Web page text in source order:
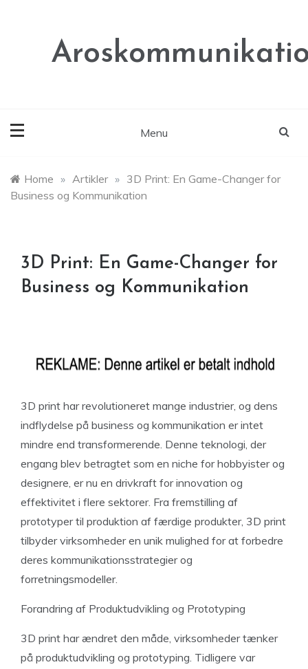
Menu
Home » Artikler » 3D Print: En Game-Changer for
Business og Kommunikation
3D Print: En Game-Changer for
Business og Kommunikation
3D print har revolutioneret mange industrier, og dens
indflydelse på business og kommunikation er intet
mindre end transformerende. Denne teknologi, der
engang blev betragtet som en niche for hobbyister og
designere, er nu en drivkraft for innovation og
effektivitet i flere sektorer. Fra fremstilling af
prototyper til produktion af færdige produkter, 3D print
tilbyder virksomheder en unik mulighed for at forbedre
deres kommunikationsstrategier og
forretningsmodeller.
Forandring af Produktudvikling og Prototyping
3D print har ændret den måde, virksomheder tænker
på produktudvikling og prototyping. Tidligere var